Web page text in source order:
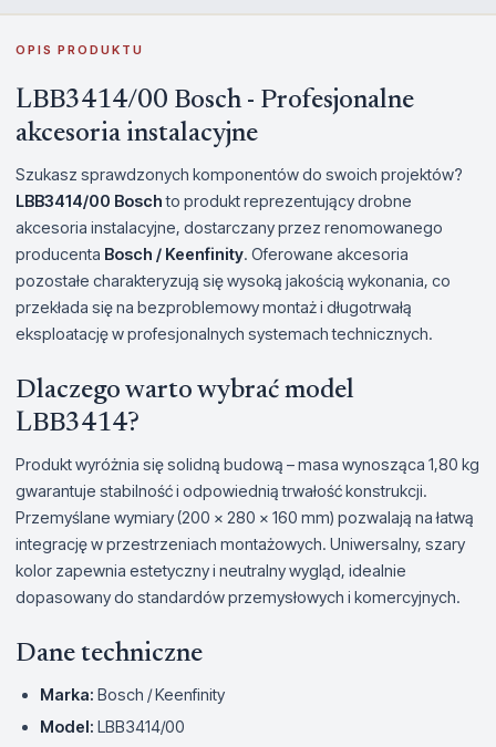
OPIS PRODUKTU
LBB3414/00 Bosch - Profesjonalne
akcesoria instalacyjne
Szukasz sprawdzonych komponentów do swoich projektów?
LBB3414/00 Boschto produkt reprezentujący drobne
akcesoria instalacyjne, dostarczany przez renomowanego
producenta Bosch / Keenfinity. Oferowane akcesoria
pozostałe charakteryzują się wysoką jakością wykonania, co
przekłada się na bezproblemowy montaż i długotrwałą
eksploatację w profesjonalnych systemach technicznych.
Dlaczego warto wybrać model
LBB3414?
Produkt wyróżnia się solidną budową – masa wynosząca 1,80 kg
gwarantuje stabilność i odpowiednią trwałość konstrukcji.
Przemyślane wymiary (200 x 280 x 160 mm) pozwalają na łatwą
integrację w przestrzeniach montażowych. Uniwersalny, szary
kolor zapewnia estetyczny i neutralny wygląd, idealnie
dopasowany do standardów przemysłowych i komercyjnych.
Dane techniczne
Marka: Bosch / Keenfinity
Model: LBB3414/00